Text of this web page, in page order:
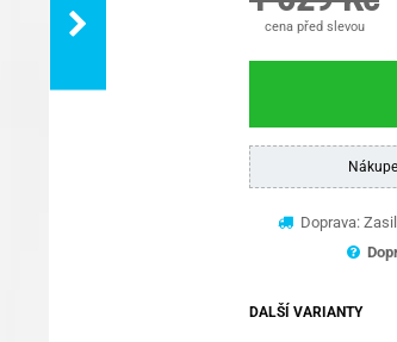
cena před slevou
Doprava:
DALŠÍ VARIANTY